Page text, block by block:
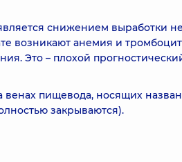
снижением выработки
возникают анемия и
Это – плохой
пищевода, носящих
закрываются).